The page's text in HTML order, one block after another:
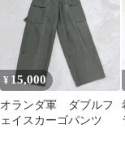
¥ 15,000
オランダ軍 ダブルフ
ェイスカーゴパンツ